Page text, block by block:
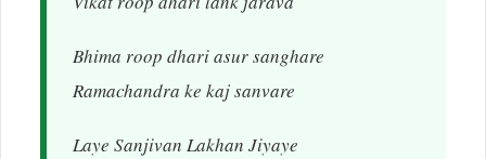
Vikat roop dhari lank jarava
Bhima roop dhari asur sanghare
Ramachandra ke kaj sanvare
Laye Sanjivan Lakhan Jiyaye